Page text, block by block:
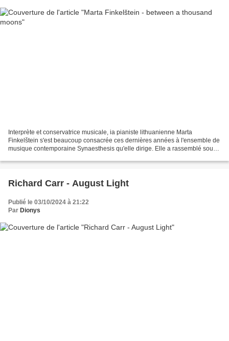
Interprète et conservatrice musicale, ia pianiste lithuanienne Marta
Finkelštein s'est beaucoup consacrée ces dernières années à l'ensemble de
musique contemporaine Synaesthesis qu'elle dirige. Elle a rassemblé sous
Richard Carr - August Light
Publié le 03/10/2024 à 21:22
Par Dionys